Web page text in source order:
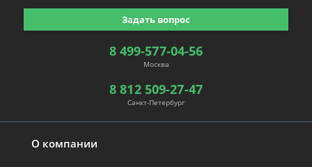
О компании
8 499-577-04-56
Москва
8 812 509-27-47
Санкт-Петербург
Задать вопрос